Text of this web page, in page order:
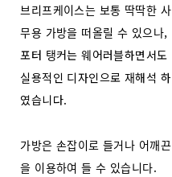
브리프케이스는 보통 딱딱한 사
무용 가방을 떠올릴 수 있으나,
포터 탱커는 웨어러블하면서도
실용적인 디자인으로 재해석 하
였습니다.
가방은 손잡이로 들거나 어깨끈
을 이용하여 들 수 있습니다.